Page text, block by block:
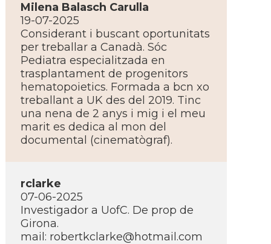
Milena Balasch Carulla
19-07-2025
Considerant i buscant oportunitats
per treballar a Canadà. Sóc
Pediatra especialitzada en
trasplantament de progenitors
hematopoietics. Formada a bcn xo
treballant a UK des del 2019. Tinc
una nena de 2 anys i mig i el meu
marit es dedica al mon del
documental (cinematògraf).
rclarke
07-06-2025
Investigador a UofC. De prop de
Girona.
mail: robertkclarke@hotmail.com